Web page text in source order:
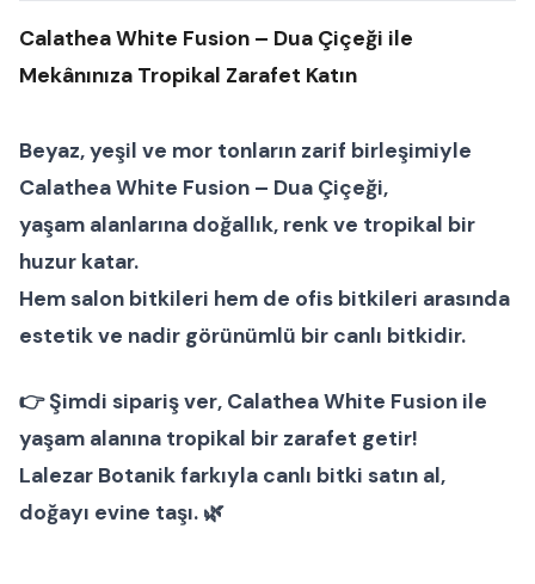
Calathea White Fusion – Dua Çiçeği ile
Mekânınıza Tropikal Zarafet Katın
Beyaz, yeşil ve mor tonların zarif birleşimiyle
Calathea White Fusion – Dua Çiçeği,
yaşam alanlarına doğallık, renk ve tropikal bir
huzur katar.
Hemsalon bitkileri hem de ofis bitkileri arasında
estetik ve nadir görünümlü bir canlı bitkidir.
👉Şimdi sipariş ver, Calathea White Fusion ile
yaşam alanına tropikal bir zarafet getir!
Lalezar Botanikfarkıyla canlı bitki satın al,
doğayı evine taşı. 🌿